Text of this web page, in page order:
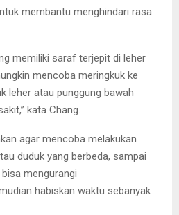
membantu menghindari rasa
memiliki saraf terjepit di leher
mencoba meringkuk ke
leher atau punggung bawah
kata Chang.
agar mencoba melakukan
duduk yang berbeda, sampai
mengurangi
habiskan waktu sebanyak